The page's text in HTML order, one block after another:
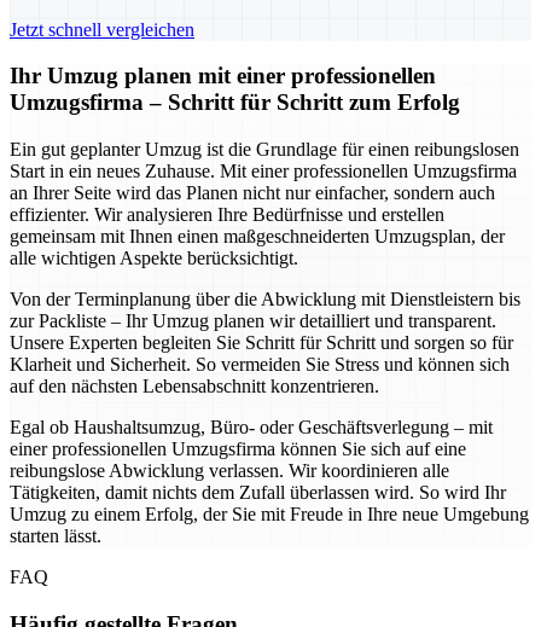
Jetzt schnell vergleichen
Ihr Umzug planen mit einer professionellen
Umzugsfirma – Schritt für Schritt zum Erfolg
Ein gut geplanter Umzug ist die Grundlage für einen reibungslosen
Start in ein neues Zuhause. Mit einer professionellen Umzugsfirma
an Ihrer Seite wird das Planen nicht nur einfacher, sondern auch
effizienter. Wir analysieren Ihre Bedürfnisse und erstellen
gemeinsam mit Ihnen einen maßgeschneiderten Umzugsplan, der
alle wichtigen Aspekte berücksichtigt.
Von der Terminplanung über die Abwicklung mit Dienstleistern bis
zur Packliste – Ihr Umzug planen wir detailliert und transparent.
Unsere Experten begleiten Sie Schritt für Schritt und sorgen so für
Klarheit und Sicherheit. So vermeiden Sie Stress und können sich
auf den nächsten Lebensabschnitt konzentrieren.
Egal ob Haushaltsumzug, Büro- oder Geschäftsverlegung – mit
einer professionellen Umzugsfirma können Sie sich auf eine
reibungslose Abwicklung verlassen. Wir koordinieren alle
Tätigkeiten, damit nichts dem Zufall überlassen wird. So wird Ihr
Umzug zu einem Erfolg, der Sie mit Freude in Ihre neue Umgebung
starten lässt.
FAQ